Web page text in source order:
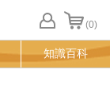
(0)
FB
登
知識百科